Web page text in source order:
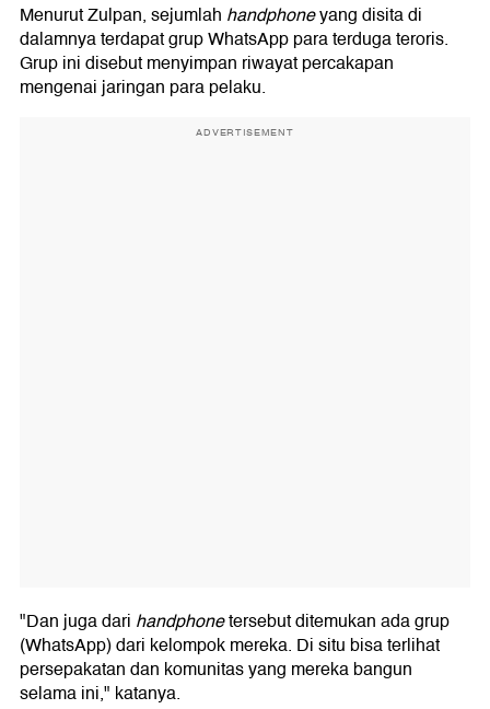
Menurut Zulpan, sejumlah handphoneyang disita di
dalamnya terdapat grup WhatsApp para terduga teroris.
Grup ini disebut menyimpan riwayat percakapan
mengenai jaringan para pelaku.
ADVERTISEMENT
"Dan juga dari handphonetersebut ditemukan ada grup
(WhatsApp) dari kelompok mereka. Di situ bisa terlihat
persepakatan dan komunitas yang mereka bangun
selama ini," katanya.